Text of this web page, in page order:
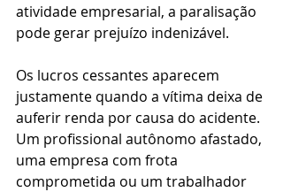
atividade empresarial, a paralisação
pode gerar prejuízo indenizável.
Os lucros cessantes aparecem
justamente quando a vítima deixa de
auferir renda por causa do acidente.
Um profissional autônomo afastado,
uma empresa com frota
comprometida ou um trabalhador